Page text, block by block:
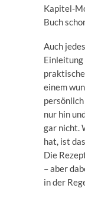
Kapitel-
Buch
Auch
Einleitung
einem
nur hin
gar nicht.
hat, ist
Die
– aber
in der